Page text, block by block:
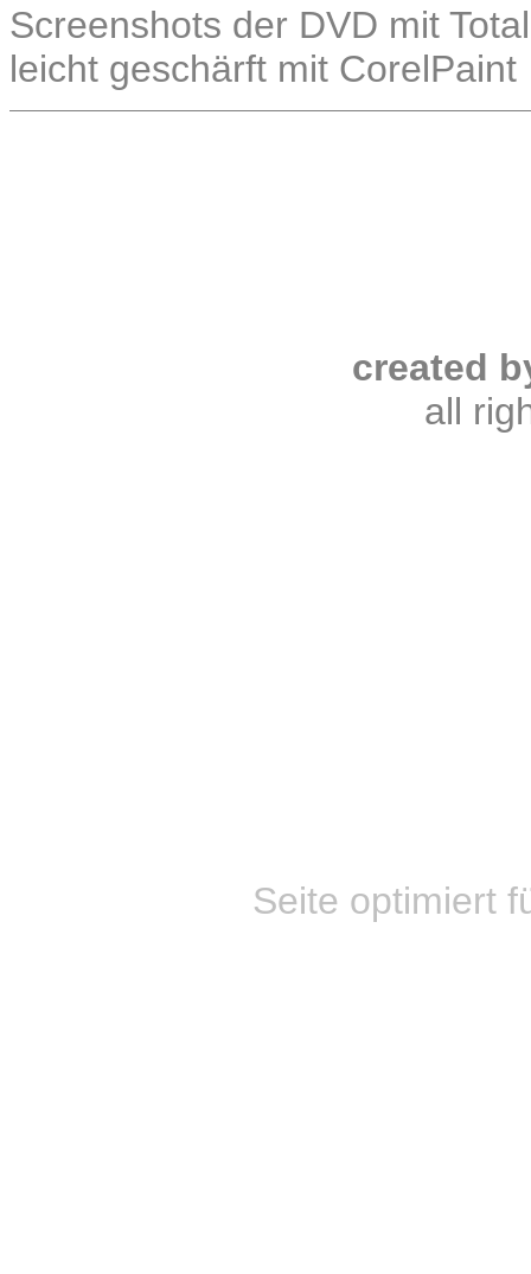
Screenshots der DVD mit
leicht geschärft mit CorelPaint
created
all
Seite optimiert